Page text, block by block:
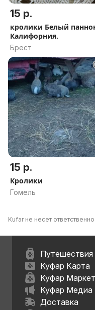
15 р.
кролики Белый
Калифорния.
Брест
15 р.
Кролики
Гомель
Kufar не несет
Путешествия
Куфар Карта
Куфар Маркет
Куфар Медиа
Доставка